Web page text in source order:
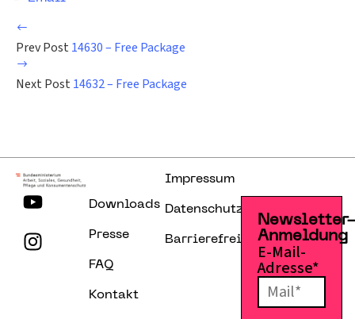
Prev Post 14630 – Free Package
Next Post 14632 – Free Package
Downloads
Presse
FAQ
Kontakt
Impressum
Datenschutzerklärung
Barrierefreiheitserklärung
Anmeldung
E-Mail-
Adresse*